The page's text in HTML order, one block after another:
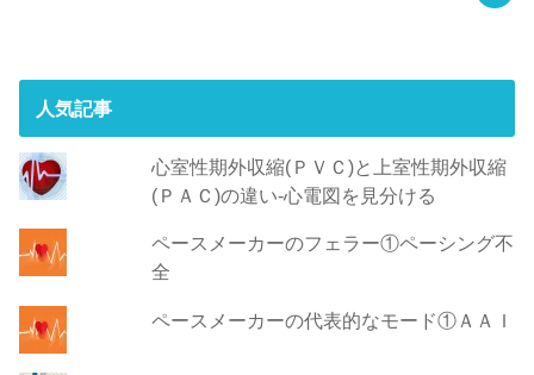
人気記事
心室性期外収縮(ＰＶＣ)と上室性期外収縮
(ＰＡＣ)の違い-心電図を見分ける
ペースメーカーのフェラー①ペーシング不
全
ペースメーカーの代表的なモード①ＡＡＩ